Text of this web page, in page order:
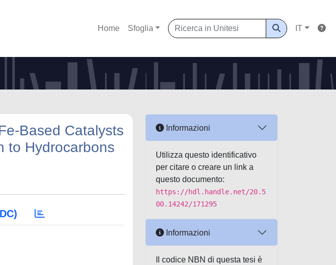
Home Sfoglia IT
Based Catalysts
to Hydrocarbons
Informazioni
Utilizza questo identificativo
per citare o creare un link a
questo documento:
https://hdl.handle.net/20.5
00.14242/171295
Informazioni
Il codice NBN di questa tesi è